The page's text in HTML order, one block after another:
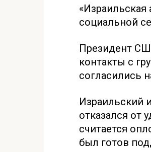
социальной
Президент
контакты с
согласились
Израильский
отказался от
считается
был готов